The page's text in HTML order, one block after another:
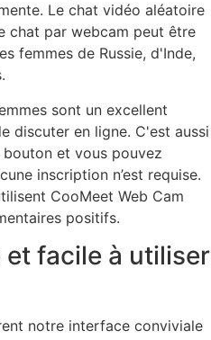
Le chat vidéo aléatoire
chat par webcam peut être
femmes de Russie, d'Inde,
sont un excellent
discuter en ligne. C'est aussi
et vous pouvez
inscription n’est requise.
CooMeet Web Cam
positifs.
facile à utiliser
notre interface conviviale